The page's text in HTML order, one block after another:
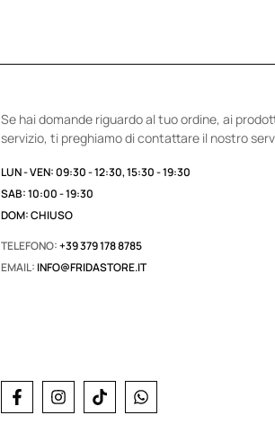
Se hai domande riguardo al tuo ordine, ai
servizio, ti preghiamo di contattare il nostro
LUN - VEN: 09:30 - 12:30, 15:30 - 19:30
SAB: 10:00 - 19:30
DOM: CHIUSO
TELEFONO:+39 379 178 8785
EMAIL: INFO@FRIDASTORE.IT